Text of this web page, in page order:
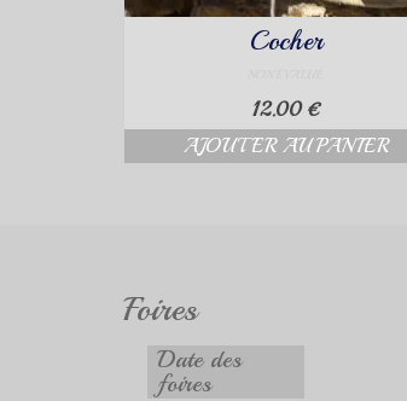
Cocher
12.00 €
AJOUTER AU PANIER
Foires
Date des
foires